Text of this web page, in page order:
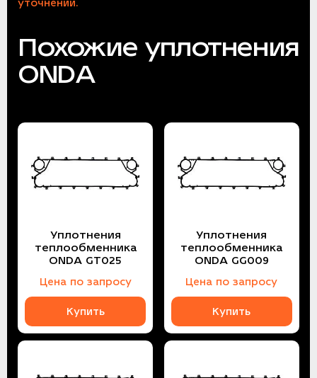
уточнении.
Похожие уплотнения
ONDA
Уплотнения
теплообменника
ONDA GT025
Цена по запросу
Купить
Уплотнения
теплообменника
ONDA GG009
Цена по запросу
Купить